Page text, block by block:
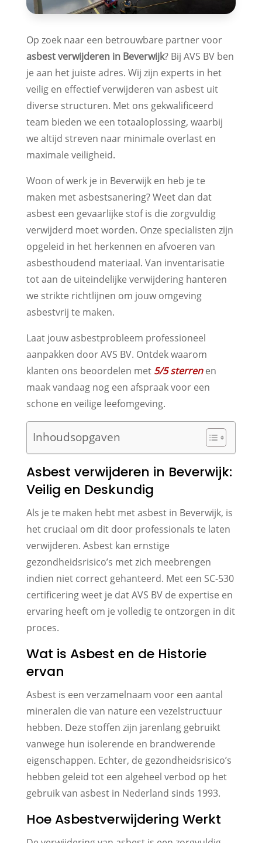
Op zoek naar een betrouwbare partner voor
asbest verwijderen in Beverwijk? Bij AVS BV ben
je aan het juiste adres. Wij zijn experts in het
veilig en effectief verwijderen van asbest uit
diverse structuren. Met ons gekwalificeerd
team bieden we een totaaloplossing, waarbij
we altijd streven naar minimale overlast en
maximale veiligheid.
Woon of werk je in Beverwijk en heb je te
maken met asbestsanering? Weet dan dat
asbest een gevaarlijke stof is die zorgvuldig
verwijderd moet worden. Onze specialisten zijn
opgeleid in het herkennen en afvoeren van
asbesthoudend materiaal. Van inventarisatie
tot aan de uiteindelijke verwijdering hanteren
we strikte richtlijnen om jouw omgeving
asbestvrij te maken.
Laat jouw asbestprobleem professioneel
aanpakken door AVS BV. Ontdek waarom
klanten ons beoordelen met 5/5 sterrenen
maak vandaag nog een afspraak voor een
schone en veilige leefomgeving.
Inhoudsopgaven
Asbest verwijderen in Beverwijk:
Veilig en Deskundig
Als je te maken hebt met asbest in Beverwijk, is
het cruciaal om dit door professionals te laten
verwijderen. Asbest kan ernstige
gezondheidsrisico’s met zich meebrengen
indien niet correct gehanteerd. Met een SC-530
certificering weet je dat AVS BV de expertise en
ervaring heeft om je volledig te ontzorgen in dit
proces.
Wat is Asbest en de Historie
ervan
Asbest is een verzamelnaam voor een aantal
mineralen die van nature een vezelstructuur
hebben. Deze stoffen zijn jarenlang gebruikt
vanwege hun isolerende en brandwerende
eigenschappen. Echter, de gezondheidsrisico’s
hebben geleid tot een algeheel verbod op het
gebruik van asbest in Nederland sinds 1993.
Hoe Asbestverwijdering Werkt